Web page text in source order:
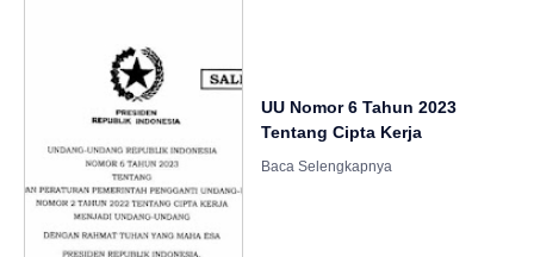
UU Nomor 6 Tahun 2023
Tentang Cipta Kerja